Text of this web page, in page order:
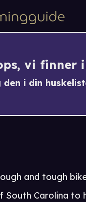
vi finner
den i din
and tough
South Carolina to